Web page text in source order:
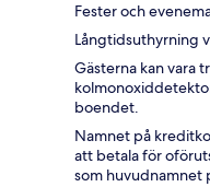
Fester och
Långtidsuthyrning
Gästerna kan vara
boendet.
Namnet på
att betala för
som huvudnamnet